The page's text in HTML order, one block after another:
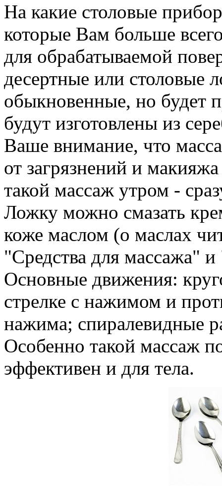
На какие столовые
которые Вам больше
для обрабатываемой
десертные или столовые
обыкновенные, но будет
будут изготовлены из
Ваше внимание, что
от загрязнений и
такой массаж утром -
Ложку можно смазать
коже маслом (о маслах
"Средства для массажа"
Основные движения:
стрелке с нажимом и
нажима; спиралевидные
Особенно такой массаж
эффективен и для тела.